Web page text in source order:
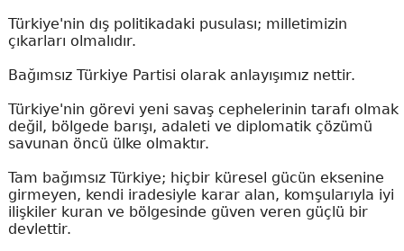
Türkiye'nin dış politikadaki pusulası; milletimizin
çıkarları olmalıdır.
Bağımsız Türkiye Partisi olarak anlayışımız nettir.
Türkiye'nin görevi yeni savaş cephelerinin tarafı olmak
değil, bölgede barışı, adaleti ve diplomatik çözümü
savunan öncü ülke olmaktır.
Tam bağımsız Türkiye; hiçbir küresel gücün eksenine
girmeyen, kendi iradesiyle karar alan, komşularıyla iyi
ilişkiler kuran ve bölgesinde güven veren güçlü bir
devlettir.